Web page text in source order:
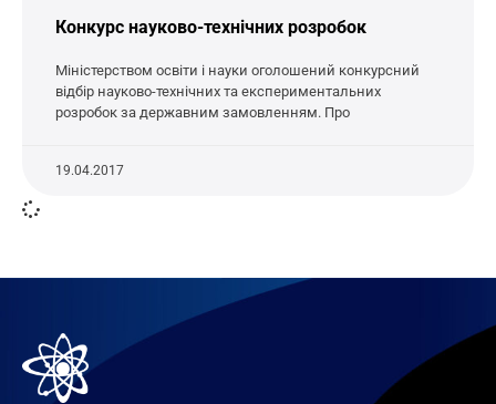
Конкурс науково-технічних розробок
Міністерством освіти і науки оголошений конкурсний
відбір науково-технічних та експериментальних
розробок за державним замовленням. Про
19.04.2017